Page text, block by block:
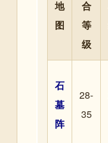
地
图
合
等
级
石
墓
阵
28-
35